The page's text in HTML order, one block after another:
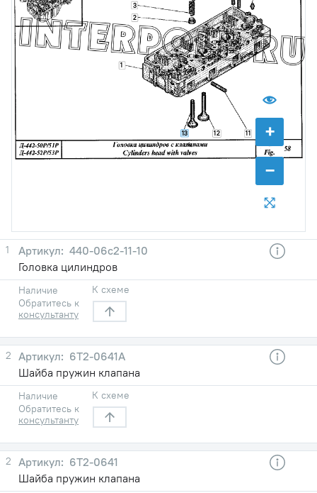
+
−
1
2
3
11
12
13
1
440-06с2-11-10
Головка цилиндров
Наличие
Обратитесь к
консультанту
К схеме
2
6Т2-0641А
Шайба пружин клапана
Наличие
Обратитесь к
консультанту
К схеме
2
6Т2-0641
Шайба пружин клапана